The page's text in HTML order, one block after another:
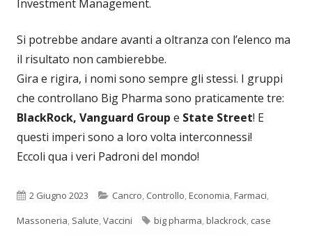
Investment Management.
Si potrebbe andare avanti a oltranza con l’elenco ma
il risultato non cambierebbe.
Gira e rigira, i nomi sono sempre gli stessi. I gruppi
che controllano Big Pharma sono praticamente tre:
BlackRock, Vanguard Group e State Street! E
questi imperi sono a loro volta interconnessi!
Eccoli qua i veri Padroni del mondo!
Pubblicato
2 Giugno 2023 Categorie
Cancro, Controllo,Economia,Farmaci,
Massoneria, Salute,Vaccini Tag
big pharma,blackrock, case